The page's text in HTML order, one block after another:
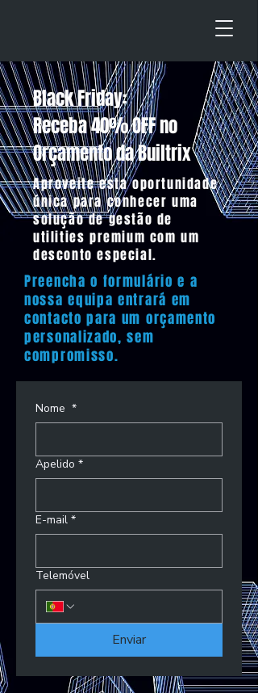
Black Friday:
Receba 40% OFF no
Orçamento da Builtrix
Aproveite esta oportunidade
única para conhecer uma
solução de gestão de
utilities premium com um
desconto especial.
Preencha o formulário e a
nossa equipa entrará em
contacto para um orçamento
personalizado, sem
compromisso.
Nome *
Apelido *
E-mail *
Telemóvel
Enviar